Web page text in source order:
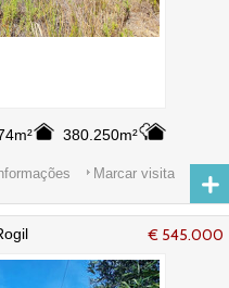
380.250m²
Marcar visita
€ 545.000